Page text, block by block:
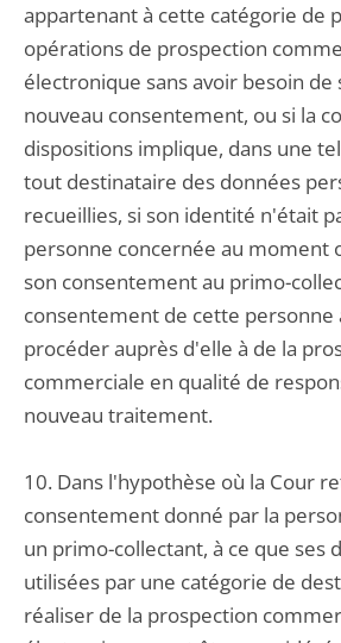
appartenant à cette catégorie de
opérations de prospection
électronique sans avoir besoin de
nouveau consentement, ou si la
dispositions implique, dans une
tout destinataire des données
recueillies, si son identité n'était
personne concernée au moment
son consentement au primo-
consentement de cette personne
procéder auprès d'elle à de la
commerciale en qualité de
nouveau traitement.
10. Dans l'hypothèse où la Cour
consentement donné par la
un primo-collectant, à ce que ses
utilisées par une catégorie de
réaliser de la prospection